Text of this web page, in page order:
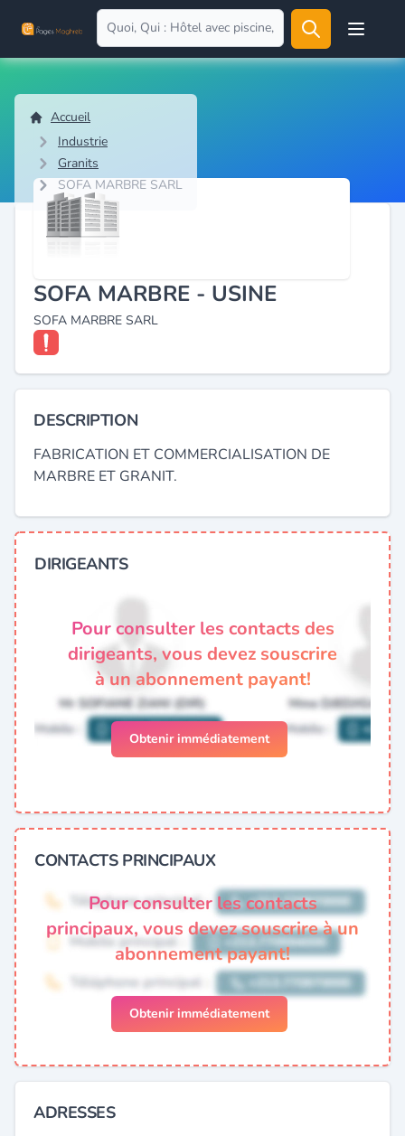
Open
Accueil
Industrie
Granits
SOFA MARBRE SARL
SOFA MARBRE - USINE
SOFA MARBRE SARL
DESCRIPTION
FABRICATION ET COMMERCIALISATION DE
MARBRE ET GRANIT.
DIRIGEANTS
Pour consulter les contacts des
dirigeants, vous devez souscrire
à un abonnement payant!
Obtenir immédiatement
CONTACTS PRINCIPAUX
Pour consulter les contacts
principaux, vous devez souscrire à un
abonnement payant!
Obtenir immédiatement
ADRESSES